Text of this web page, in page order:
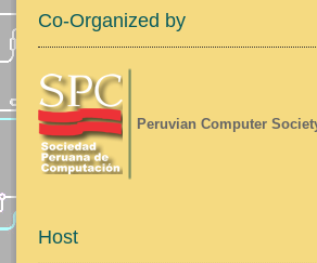
Co-Organized by
Peruvian Computer
Host